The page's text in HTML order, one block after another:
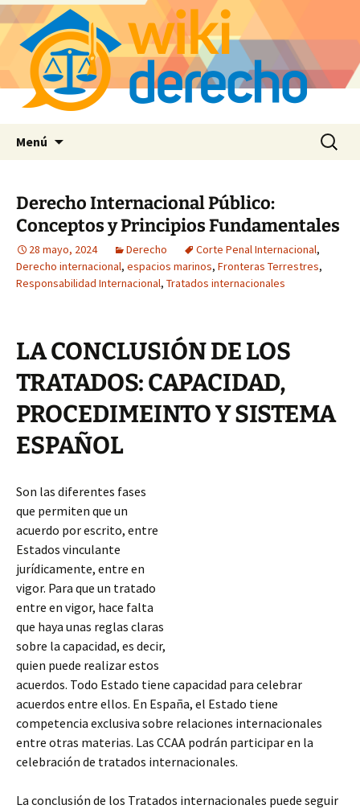
Menú Buscar:
Derecho Internacional Público:
Conceptos y Principios Fundamentales
28 mayo, 2024 Derecho Corte Penal Internacional,
Derecho internacional, espacios marinos, Fronteras Terrestres,
Responsabilidad Internacional, Tratados internacionales
LA CONCLUSIÓN DE LOS
TRATADOS: CAPACIDAD,
PROCEDIMEINTO Y SISTEMA
ESPAÑOL
Son las diferentes fases
que permiten que un
acuerdo por escrito, entre
Estados vinculante
jurídicamente, entre en
vigor. Para que un tratado
entre en vigor, hace falta
que haya unas reglas claras
sobre la capacidad, es decir,
quien puede realizar estos
acuerdos. Todo Estado tiene capacidad para celebrar
acuerdos entre ellos. En España, el Estado tiene
competencia exclusiva sobre relaciones internacionales
entre otras materias. Las CCAA podrán participar en la
celebración de tratados internacionales.
La conclusión de los Tratados internacionales puede seguir